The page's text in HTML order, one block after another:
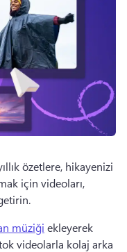
özetlere, hikayenizi
için videoları,
müziği ekleyerek
videolarla kolaj arka